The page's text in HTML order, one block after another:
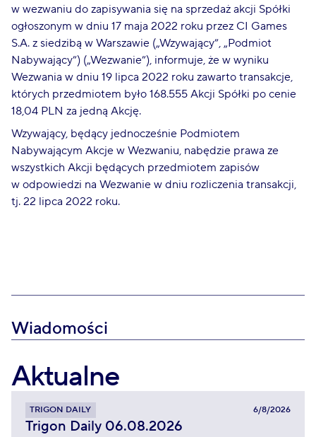
w wezwaniu do zapisywania się na sprzedaż akcji Spółki
ogłoszonym w dniu 17 maja 2022 roku przez CI Games
S.A. z siedzibą w Warszawie („Wzywający”, „Podmiot
Nabywający”) („Wezwanie”), informuje, że w wyniku
Wezwania w dniu 19 lipca 2022 roku zawarto transakcje,
których przedmiotem było 168.555 Akcji Spółki po cenie
18,04 PLN za jedną Akcję.
Wzywający, będący jednocześnie Podmiotem
Nabywającym Akcje w Wezwaniu, nabędzie prawa ze
wszystkich Akcji będących przedmiotem zapisów
w odpowiedzi na Wezwanie w dniu rozliczenia transakcji,
tj. 22 lipca 2022 roku.
Wiadomości
Aktualne
TRIGON DAILY 6/8/2026
Trigon Daily 06.08.2026